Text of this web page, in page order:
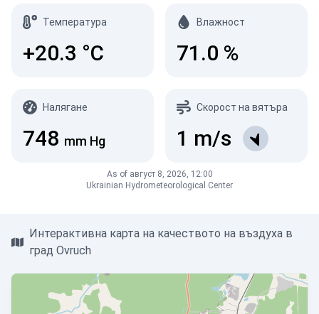
Температура
+20.3 °C
Влажност
71.0 %
Налягане
748 mm Hg
Скорост на вятъра
1 m/s
As of август 8, 2026, 12:00
Ukrainian Hydrometeorological Center
Интерактивна карта на качеството на въздуха в
град Ovruch